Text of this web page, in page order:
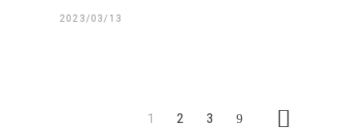
2023/03/13
1 2 3